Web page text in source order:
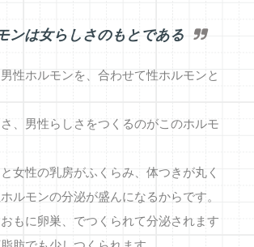
ンは女らしさのもとである
性ホルモンを、合わせて性ホルモンと
、男性らしさをつくるのがこのホルモ
女性の乳房がふくらみ、体つきが丸く
ルモンの分泌が盛んになるからです。
もに卵巣、でつくられて分泌されます